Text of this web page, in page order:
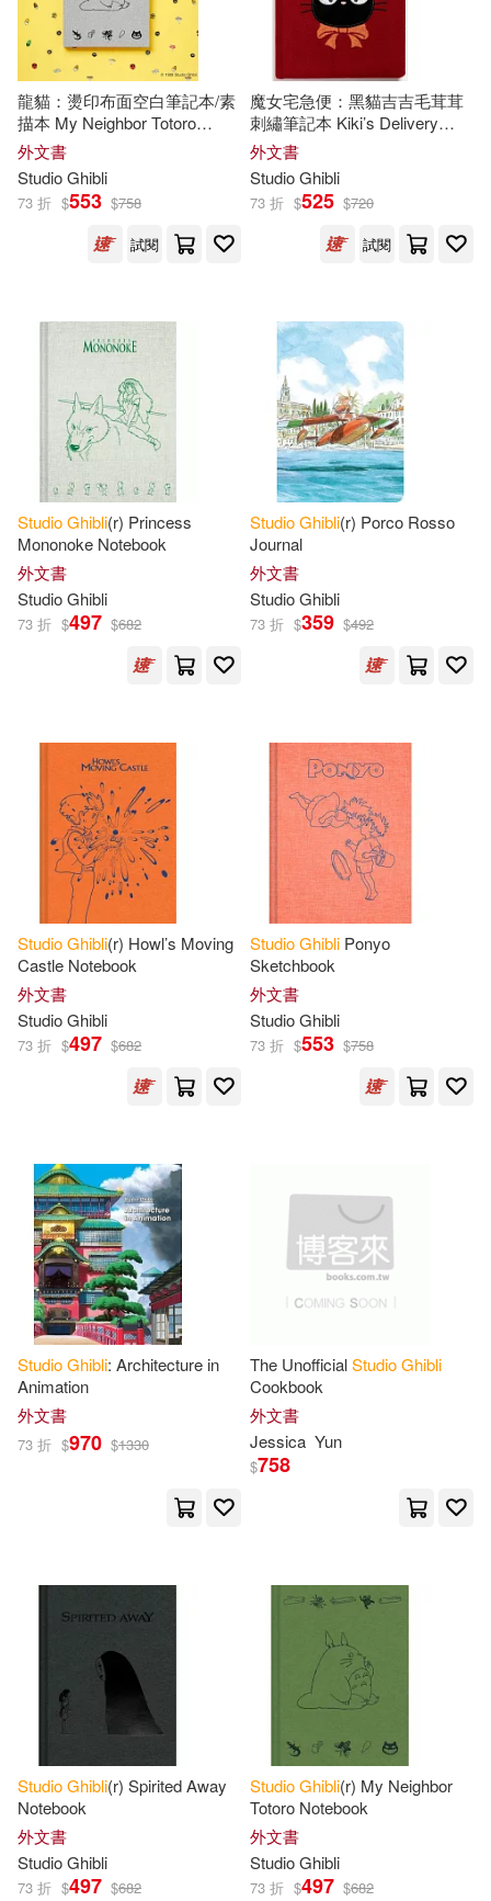
龍貓：燙印布面空白筆記本/素
描本 My Neighbor Totoro
Sketchbook
外文書
StudioGhibli
73 折 $553 $758
試閱
魔女宅急便：黑貓吉吉毛茸茸
刺繡筆記本 Kiki’s Delivery
Service: Jiji Journal
外文書
StudioGhibli
73 折 $525 $720
試閱
StudioGhibli(r) Princess
Mononoke Notebook
外文書
StudioGhibli
73 折 $497 $682
StudioGhibli(r) Porco Rosso
Journal
外文書
StudioGhibli
73 折 $359 $492
StudioGhibli(r) Howl’s Moving
Castle Notebook
外文書
StudioGhibli
73 折 $497 $682
StudioGhibli Ponyo
Sketchbook
外文書
StudioGhibli
73 折 $553 $758
StudioGhibli: Architecture in
Animation
外文書
73 折 $970 $1330
The UnofficialStudioGhibli
Cookbook
外文書
Jessica Yun
$758
StudioGhibli(r) Spirited Away
Notebook
外文書
StudioGhibli
73 折 $497 $682
StudioGhibli(r) My Neighbor
Totoro Notebook
外文書
StudioGhibli
73 折 $497 $682